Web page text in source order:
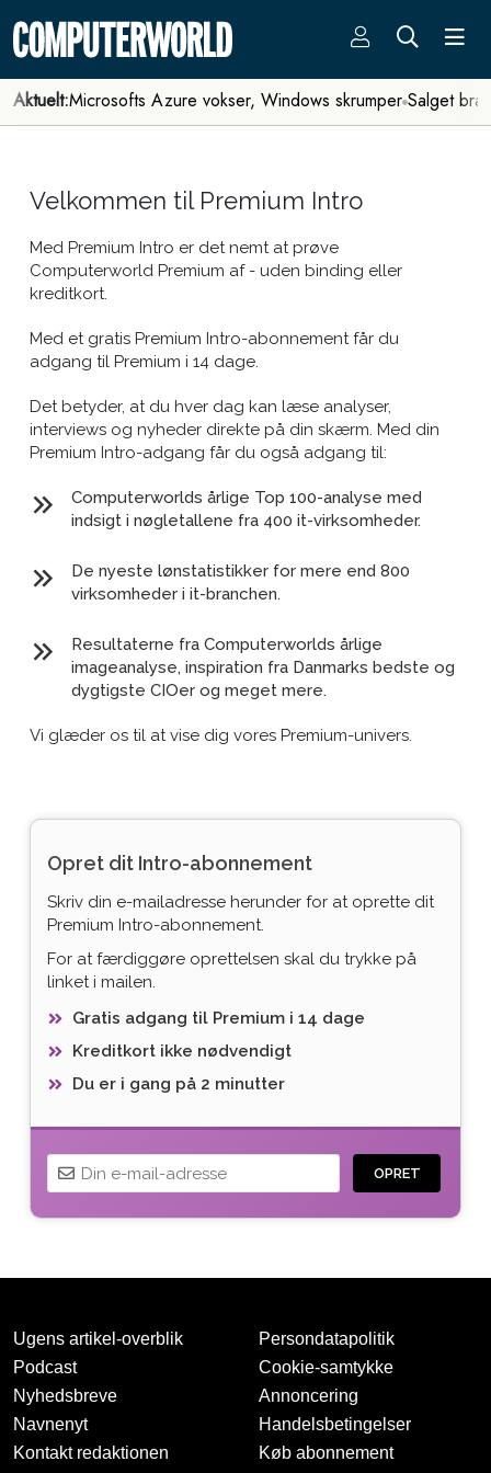
Aktuelt:Microsofts Azure vokser, Windows skrumper Salget
Velkommen til Premium Intro
Med Premium Intro er det nemt at prøve
Computerworld Premium af - uden binding eller
kreditkort.
Med et gratis Premium Intro-abonnement får du
adgang til Premium i 14 dage.
Det betyder, at du hver dag kan læse analyser,
interviews og nyheder direkte på din skærm. Med din
Premium Intro-adgang får du også adgang til:
Computerworlds årlige Top 100-analyse med
indsigt i nøgletallene fra 400 it-virksomheder.
De nyeste lønstatistikker for mere end 800
virksomheder i it-branchen.
Resultaterne fra Computerworlds årlige
imageanalyse, inspiration fra Danmarks bedste og
dygtigste CIOer og meget mere.
Vi glæder os til at vise dig vores Premium-univers.
Opret dit Intro-abonnement
Skriv din e-mailadresse herunder for at oprette dit
Premium Intro-abonnement.
For at færdiggøre oprettelsen skal du trykke på
linket i mailen.
Gratis adgang til Premium i 14 dage
Kreditkort ikke nødvendigt
Du er i gang på 2 minutter
OPRET
Tak for oprettelsen
Ugens artikel-overblik
Podcast
Nyhedsbreve
Navnenyt
Kontakt redaktionen
Persondatapolitik
Cookie-samtykke
Annoncering
Handelsbetingelser
Køb abonnement